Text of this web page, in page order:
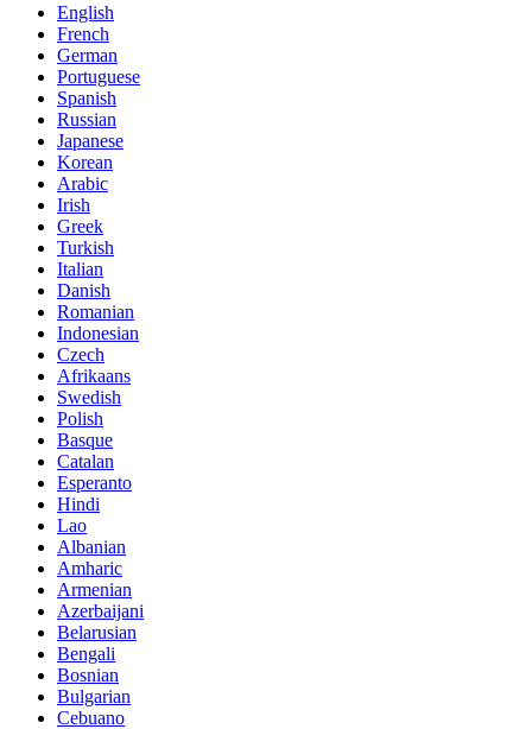
English
French
German
Portuguese
Spanish
Russian
Japanese
Korean
Arabic
Irish
Greek
Turkish
Italian
Danish
Romanian
Indonesian
Czech
Afrikaans
Swedish
Polish
Basque
Catalan
Esperanto
Hindi
Lao
Albanian
Amharic
Armenian
Azerbaijani
Belarusian
Bengali
Bosnian
Bulgarian
Cebuano